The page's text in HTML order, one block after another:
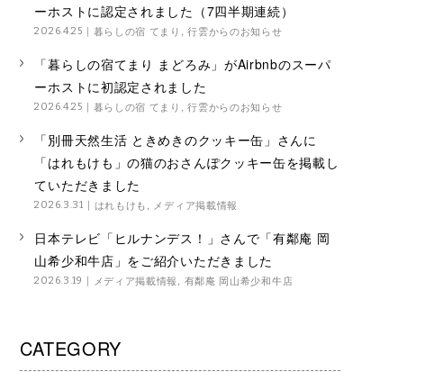
ーホストに認定されました（7四半期連続）
2026.4.25 暮らしの宿 てまり ,行雲からのお知らせ
「暮らしの宿てまり まどろみ」がAirbnbのスーパ
ーホストに初認定されました
2026.4.25 暮らしの宿 てまり ,行雲からのお知らせ
「別冊天然生活 ときめきのクッキー缶」さんに
「はれもけも」の猫のおさんぽクッキー缶を掲載し
ていただきました
2026.3.31 はれもけも メディア掲載情報
日本テレビ「ヒルナンデス！」さんで「有鄰庵 岡
山希少和牛店」をご紹介いただきました
2026.3.19 メディア掲載情報 有鄰庵 岡山希少和牛店
CATEGORY